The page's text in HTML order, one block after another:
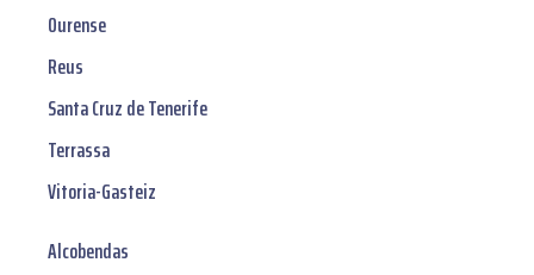
Ourense
Reus
Santa Cruz de Tenerife
Terrassa
Vitoria-Gasteiz
Alcobendas